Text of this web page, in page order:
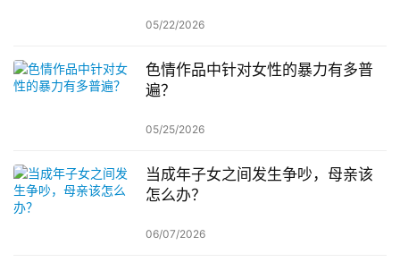
05/22/2026
色情作品中针对女性的暴力有多普
遍？
05/25/2026
当成年子女之间发生争吵，母亲该
怎么办？
06/07/2026